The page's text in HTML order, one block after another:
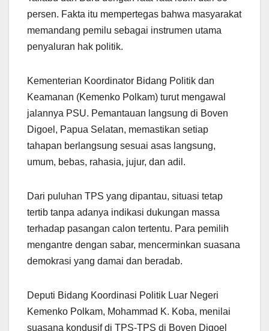
persen. Fakta itu mempertegas bahwa masyarakat
memandang pemilu sebagai instrumen utama
penyaluran hak politik.
Kementerian Koordinator Bidang Politik dan
Keamanan (Kemenko Polkam) turut mengawal
jalannya PSU. Pemantauan langsung di Boven
Digoel, Papua Selatan, memastikan setiap
tahapan berlangsung sesuai asas langsung,
umum, bebas, rahasia, jujur, dan adil.
Dari puluhan TPS yang dipantau, situasi tetap
tertib tanpa adanya indikasi dukungan massa
terhadap pasangan calon tertentu. Para pemilih
mengantre dengan sabar, mencerminkan suasana
demokrasi yang damai dan beradab.
Deputi Bidang Koordinasi Politik Luar Negeri
Kemenko Polkam, Mohammad K. Koba, menilai
suasana kondusif di TPS-TPS di Boven Digoel